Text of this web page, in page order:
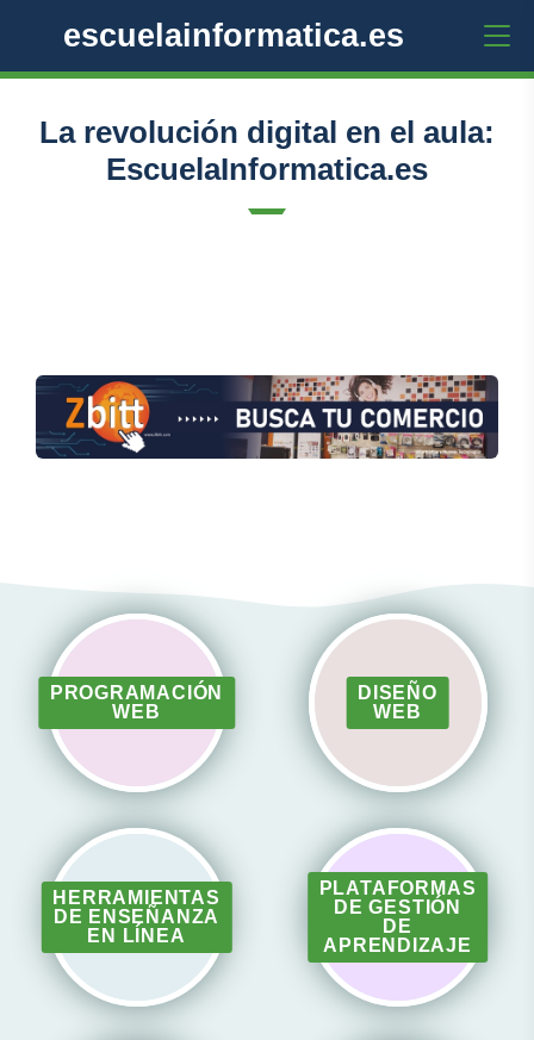
escuelainformatica.es
La revolución digital en el aula:
EscuelaInformatica.es
PROGRAMACIÓN
WEB
DISEÑO
WEB
HERRAMIENTAS
DE ENSEÑANZA
EN LÍNEA
PLATAFORMAS
DE GESTIÓN
DE
APRENDIZAJE